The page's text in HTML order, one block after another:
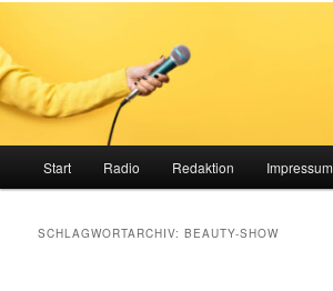
Start Radio Redaktion Impressum
SCHLAGWORTARCHIV:BEAUTY-SHOW